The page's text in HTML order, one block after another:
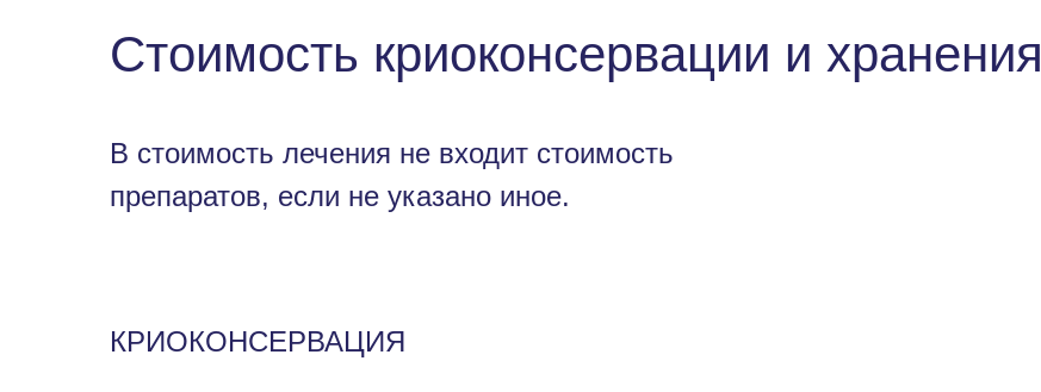
Стоимость криоконсервации и хранения
В стоимость лечения не входит стоимость
препаратов, если не указано иное.
КРИОКОНСЕРВАЦИЯ